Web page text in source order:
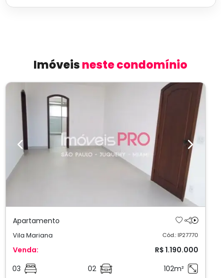
Imóveisneste condomínio
Previous Next
Apartamento
Vila Mariana Cód.: IP27770
Venda:
R$ 1.190.000
03
02 102m²